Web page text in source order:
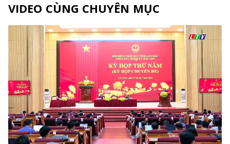
VIDEO CÙNG CHUYÊN MỤC